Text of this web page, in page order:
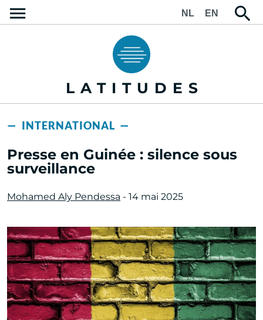
NL EN
LATITUDES
— INTERNATIONAL —
Presse en Guinée : silence sous
surveillance
Mohamed Aly Pendessa - 14 mai 2025